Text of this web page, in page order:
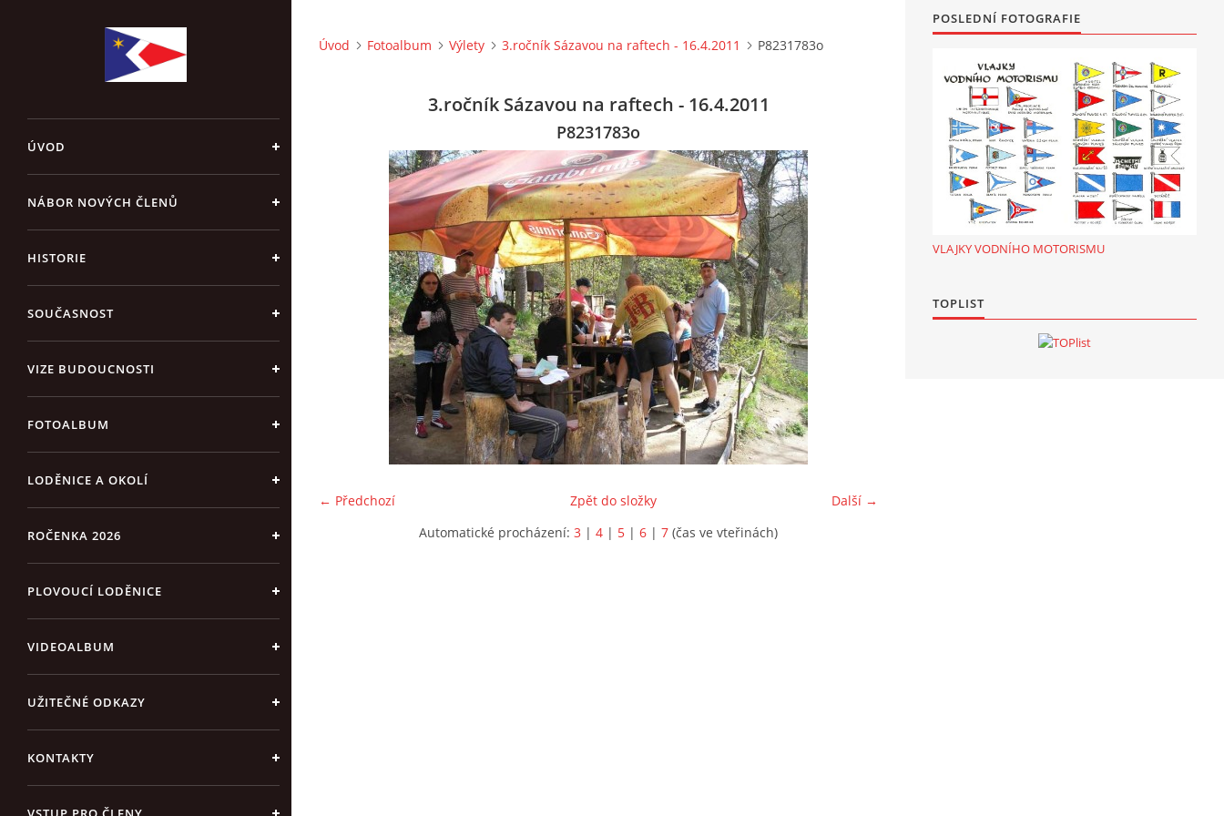
ÚVOD
NÁBOR NOVÝCH ČLENŮ
HISTORIE
SOUČASNOST
VIZE BUDOUCNOSTI
FOTOALBUM
LODĚNICE A OKOLÍ
ROČENKA 2026
PLOVOUCÍ LODĚNICE
VIDEOALBUM
UŽITEČNÉ ODKAZY
KONTAKTY
Úvod Fotoalbum Výlety 3.ročník Sázavou na raftech - 16.4.2011 P8231783o
3.ročník Sázavou na raftech - 16.4.2011
P8231783o
← Předchozí Další →
Zpět do složky
Automatické procházení: 3 | 4 | 5 | 6 | 7 (čas ve vteřinách)
POSLEDNÍ FOTOGRAFIE
VLAJKY VODNÍHO MOTORISMU
TOPLIST